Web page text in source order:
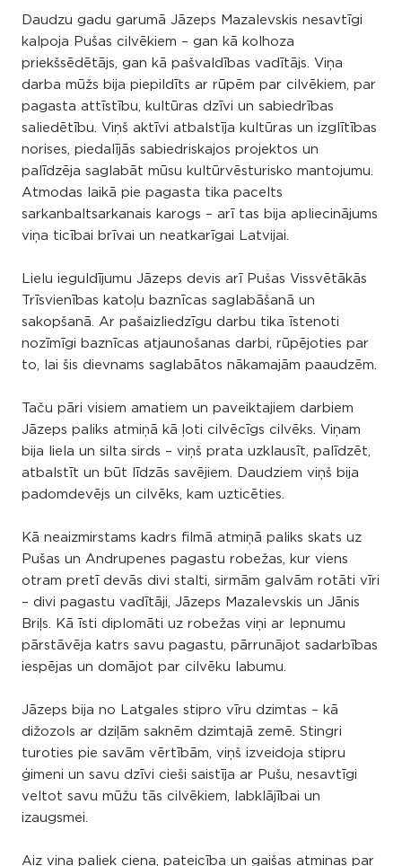
Daudzu gadu garumā Jāzeps Mazalevskis nesavtīgi
kalpoja Pušas cilvēkiem – gan kā kolhoza
priekšsēdētājs, gan kā pašvaldības vadītājs. Viņa
darba mūžs bija piepildīts ar rūpēm par cilvēkiem, par
pagasta attīstību, kultūras dzīvi un sabiedrības
saliedētību. Viņš aktīvi atbalstīja kultūras un izglītības
norises, piedalījās sabiedriskajos projektos un
palīdzēja saglabāt mūsu kultūrvēsturisko mantojumu.
Atmodas laikā pie pagasta tika pacelts
sarkanbaltsarkanais karogs – arī tas bija apliecinājums
viņa ticībai brīvai un neatkarīgai Latvijai.
Lielu ieguldījumu Jāzeps devis arī Pušas Vissvētākās
Trīsvienības katoļu baznīcas saglabāšanā un
sakopšanā. Ar pašaizliedzīgu darbu tika īstenoti
nozīmīgi baznīcas atjaunošanas darbi, rūpējoties par
to, lai šis dievnams saglabātos nākamajām paaudzēm.
Taču pāri visiem amatiem un paveiktajiem darbiem
Jāzeps paliks atmiņā kā ļoti cilvēcīgs cilvēks. Viņam
bija liela un silta sirds – viņš prata uzklausīt, palīdzēt,
atbalstīt un būt līdzās savējiem. Daudziem viņš bija
padomdevējs un cilvēks, kam uzticēties.
Kā neaizmirstams kadrs filmā atmiņā paliks skats uz
Pušas un Andrupenes pagastu robežas, kur viens
otram pretī devās divi stalti, sirmām galvām rotāti vīri
– divi pagastu vadītāji, Jāzeps Mazalevskis un Jānis
Briļs. Kā īsti diplomāti uz robežas viņi ar lepnumu
pārstāvēja katrs savu pagastu, pārrunājot sadarbības
iespējas un domājot par cilvēku labumu.
Jāzeps bija no Latgales stipro vīru dzimtas – kā
dižozols ar dziļām saknēm dzimtajā zemē. Stingri
turoties pie savām vērtībām, viņš izveidoja stipru
ģimeni un savu dzīvi cieši saistīja ar Pušu, nesavtīgi
veltot savu mūžu tās cilvēkiem, labklājībai un
izaugsmei.
Aiz viņa paliek cieņa, pateicība un gaišas atmiņas par